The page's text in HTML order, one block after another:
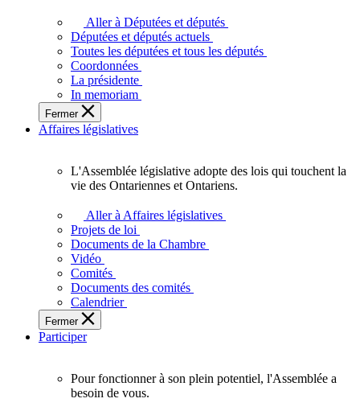
députés
vous
représentent
sein
de
l'Assemblée
législative
l'Ontario.
Aller à Députées et députés
Députées et députés actuels
Toutes les députées et tous les députés
Coordonnées
La présidente
In memoriam
Fermer
Affaires législatives
L'Assemblée
adopte
touchent
des
Ontariennes
et
L'Assemblée législative adopte des lois qui touchent la
vie des Ontariennes et Ontariens.
Aller à Affaires législatives
Projets de loi
Documents de la Chambre
Vidéo
Comités
Documents des comités
Calendrier
Fermer
Participer
Pour fonctionner à son plein potentiel, l'Assemblée a
besoin de vous.